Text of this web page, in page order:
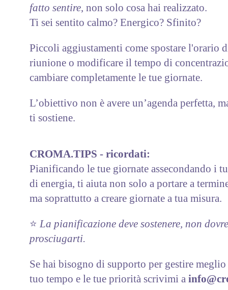
fatto sentire, non solo cosa hai realizzato.
Ti sei sentito calmo? Energico? Sfinito?
Piccoli aggiustamenti come spostare l'orario
riunione o modificare il tempo di
cambiare completamente le tue giornate.
L’obiettivo non è avere un’agenda perfetta,
ti sostiene.
CROMA.TIPS - ricordati:
Pianificando le tue giornate assecondando i
di energia, ti aiuta non solo a portare a
ma soprattutto a creare giornate a tua misura.
⭐️ La pianificazione deve sostenere, non
prosciugarti.
Se hai bisogno di supporto per gestire
tuo tempo e le tue priorità scrivimi a